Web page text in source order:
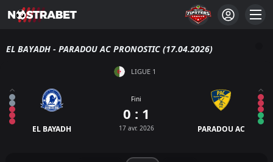
EL BAYADH - PARADOU AC PRONOSTIC (17.04.2026)
LIGUE 1
EL BAYADH
Fini
0 : 1
17 avr. 2026 PARADOU AC